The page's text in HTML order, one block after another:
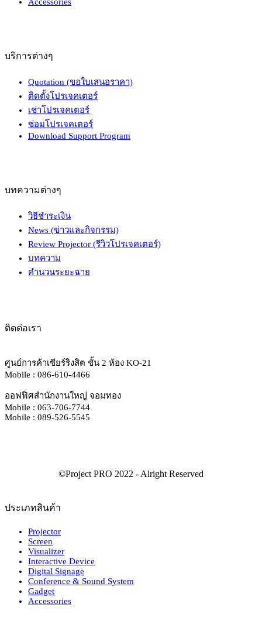
บริการต่างๆ
Quotation (ขอใบเสนอราคา)
ติดตั้งโปรเจคเตอร์
เช่าโปรเจคเตอร์
ซ่อมโปรเจคเตอร์
Download Support Program
บทความต่างๆ
วิธีชำระเงิน
News (ข่าวและกิจกรรม)
Review Projector (รีวิวโปรเจคเตอร์)
บทความ
คำนวนระยะฉาย
ติดต่อเรา
ศูนย์การค้าเซียร์ริงสิต ชั้น 2 ห้อง KO-21
Mobile : 086-610-4466
ออฟฟิศสำนักงานใหญ่ จอมทอง
Mobile : 063-706-7744
Mobile : 089-526-5545
ประเภทสินค้า
Projector
Screen
Visualizer
Interactive Device
Digital Signage
Conference & Sound System
Gadget
Accessories